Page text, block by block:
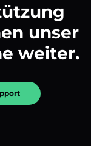
unser
weiter.